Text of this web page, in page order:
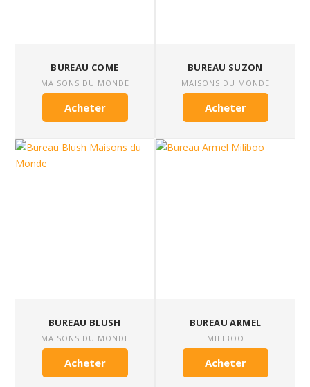
BUREAU COME
MAISONS DU MONDE
Acheter
BUREAU SUZON
MAISONS DU MONDE
Acheter
BUREAU BLUSH
MAISONS DU MONDE
Acheter
BUREAU ARMEL
MILIBOO
Acheter